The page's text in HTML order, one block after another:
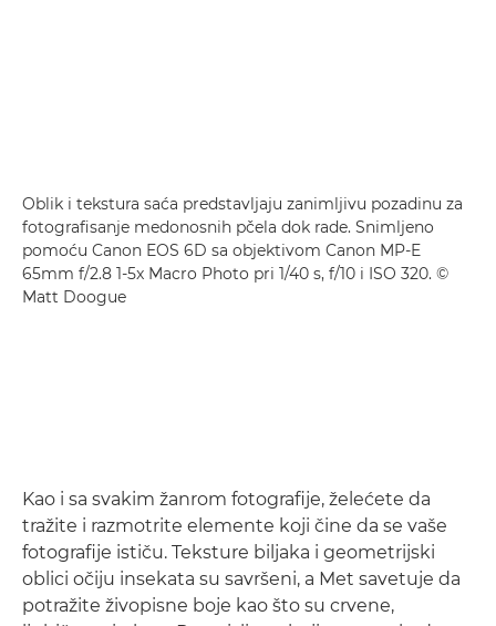
Oblik i tekstura saća predstavljaju zanimljivu pozadinu za
fotografisanje medonosnih pčela dok rade. Snimljeno
pomoću Canon EOS 6D sa objektivom Canon MP-E
65mm f/2.8 1-5x Macro Photo pri 1/40 s, f/10 i ISO 320. ©
Matt Doogue
Kao i sa svakim žanrom fotografije, želećete da
tražite i razmotrite elemente koji čine da se vaše
fotografije ističu. Teksture biljaka i geometrijski
oblici očiju insekata su savršeni, a Met savetuje da
potražite živopisne boje kao što su crvene,